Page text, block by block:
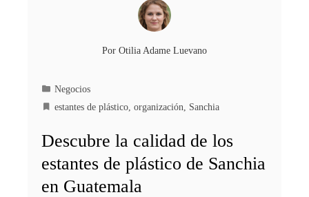
Por Otilia Adame Luevano
Negocios
estantes de plástico organización Sanchia
Descubre la calidad de los
estantes de plástico de Sanchia
en Guatemala